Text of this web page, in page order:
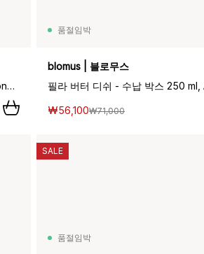
필라 버터 디쉬 - 수납 박스 250 ml, Moonbeam
품절임박
blomus | 블로무스
₩56,100₩71,000
품절임박
SALE